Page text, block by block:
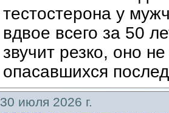
тестостерона у
вдвое всего за 50
звучит резко, оно
опасавшихся
30 июля 2026 г.